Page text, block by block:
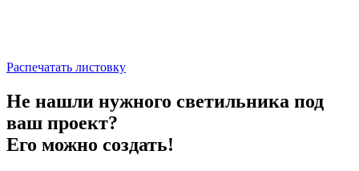
Распечатать листовку
Не нашли нужного светильника под
ваш проект?
Его можно создать!